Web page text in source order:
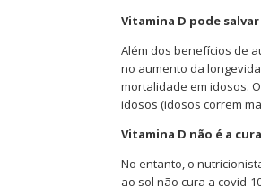
Vitamina D pode
Além dos benefícios de
no aumento da
mortalidade em idosos.
idosos (idosos correm
Vitamina D não é a
No entanto, o
ao sol não cura a covid-